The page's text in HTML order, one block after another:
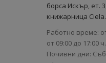
борса Искър, ет.
книжарница
Работно време:
от 09:00 до 17:00 ч.
Почивни дни: